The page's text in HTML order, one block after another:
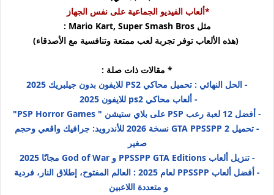
*ألعاب الفيديو الجماعية على نفس الجهاز
مثل Mario Kart, Super Smash Bros :
(هذه الألعاب توفر تجربة لعب ممتعة وتنافسية مع الأصدقاء)
* مقالات ذات صلة :
- الحل النهائي : تحميل محاكي PS2 للايفون بدون جيلبريك 2025
- ألعاب محاكي ps2 للايفون 2025
- أفضل 12 لعبة رعب PSP على بلاي ستيشن " PSP Horror Games"
- تحميل GTA PPSSPP 2 نسخة 2026 للأندرويد: جرافيك واقعي وحجم
صغير
- تنزيل ألعاب PPSSPP GTA Editions و God of War مجانًا 2025
- أفضل ألعاب PPSSPP لعام 2025 : العالم المفتوح، إطلاق النار، فردية
و متعددة اللاعبين